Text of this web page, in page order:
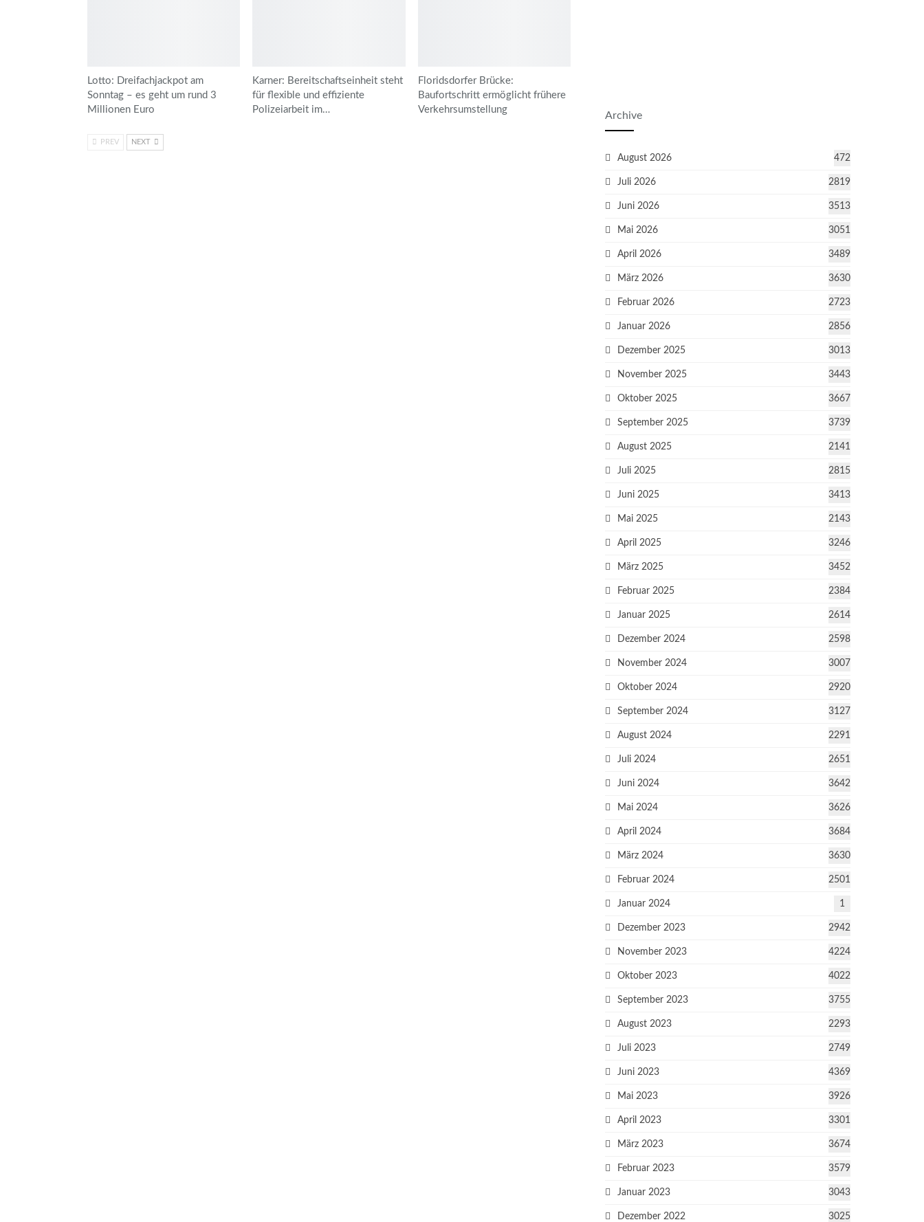
Lotto: Dreifachjackpot am
Sonntag – es geht um rund 3
Millionen Euro
Karner: Bereitschaftseinheit steht
für flexible und effiziente
Polizeiarbeit im…
Floridsdorfer Brücke:
Baufortschritt ermöglicht frühere
Verkehrsumstellung
PREV NEXT
Archive
August 2026 472
Juli 2026 2819
Juni 2026 3513
Mai 2026 3051
April 2026 3489
März 2026 3630
Februar 2026 2723
Januar 2026 2856
Dezember 2025 3013
November 2025 3443
Oktober 2025 3667
September 2025 3739
August 2025 2141
Juli 2025 2815
Juni 2025 3413
Mai 2025 2143
April 2025 3246
März 2025 3452
Februar 2025 2384
Januar 2025 2614
Dezember 2024 2598
November 2024 3007
Oktober 2024 2920
September 2024 3127
August 2024 2291
Juli 2024 2651
Juni 2024 3642
Mai 2024 3626
April 2024 3684
März 2024 3630
Februar 2024 2501
Januar 2024 1
Dezember 2023 2942
November 2023 4224
Oktober 2023 4022
September 2023 3755
August 2023 2293
Juli 2023 2749
Juni 2023 4369
Mai 2023 3926
April 2023 3301
März 2023 3674
Februar 2023 3579
Januar 2023 3043
Dezember 2022 3025